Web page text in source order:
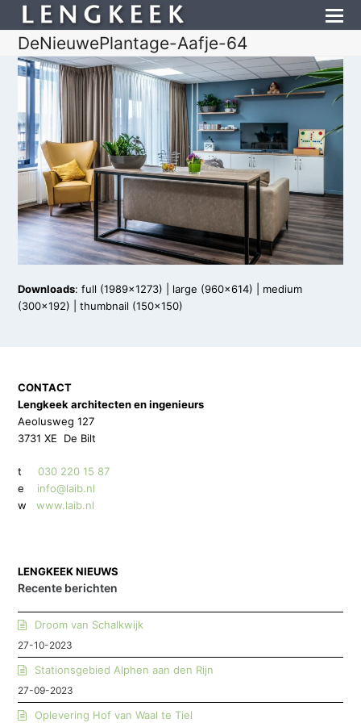
DeNieuwePlantage-Aafje-64
Downloads:full (1989x1273) large (960x614)
medium
(300x192) |thumbnail (150x150)
CONTACT
Lengkeek architecten en ingenieurs
Aeolusweg 127
3731 XE De Bilt
t030 220 15 87
e info@laib.nl
w
www.laib.nl
LENGKEEK NIEUWS
Recente berichten
Droom van Schalkwijk
27-10-2023
Stationsgebied Alphen aan den Rijn
27-09-2023
Oplevering Hof van Waal te Tiel